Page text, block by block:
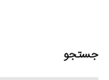
جستجو